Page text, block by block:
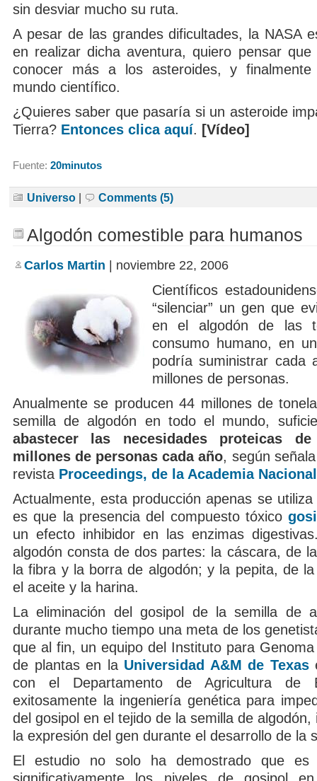
sin desviar mucho su ruta.
A pesar de las grandes dificultades, la NASA
en realizar dicha aventura, quiero pensar
conocer más a los asteroides, y
mundo científico.
¿Quieres saber que pasaría si un asteroide
Tierra? Entonces clica aquí. [Vídeo]
Fuente: 20minutos
Universo | Comments (5)
Algodón comestible para humanos
Carlos Martin | noviembre 22, 2006
Científicos
“silenciar” un gen que
en el algodón de las
consumo humano, en
podría suministrar cada
millones de personas.
Anualmente se producen 44 millones de
semilla de algodón en todo el mundo,
abastecer las necesidades proteicas
millones de personas cada año, según
revista Proceedings, de la Academia
Actualmente, esta producción apenas se
es que la presencia del compuesto tóxico
un efecto inhibidor en las enzimas
algodón consta de dos partes: la cáscara, de
la fibra y la borra de algodón; y la pepita, de
el aceite y la harina.
La eliminación del gosipol de la semilla de
durante mucho tiempo una meta de los
que al fin, un equipo del Instituto para
de plantas en la Universidad A&M de Texas
con el Departamento de Agricultura de
exitosamente la ingeniería genética para
del gosipol en el tejido de la semilla de algodón,
la expresión del gen durante el desarrollo de la
El estudio no solo ha demostrado que es